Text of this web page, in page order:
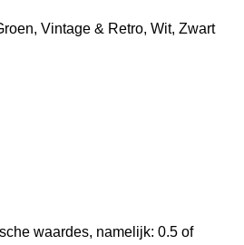
, Vintage & Retro, Wit, Zwart
waardes, namelijk: 0.5 of